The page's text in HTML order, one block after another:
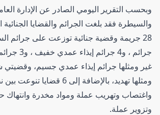
وبحسب التقرير اليومي الصادر عن الإدارة
والسيطرة فقد بلغت الجرائم والقضايا
جرائم ، و4
غير ومثلها جرائم إيذاء عمدي جسيم،
ومثلها تهديد، بالإضافة إلى 6
واغتصاب وتهريب عملة ومواد مخدرة
وتزوير عملة.